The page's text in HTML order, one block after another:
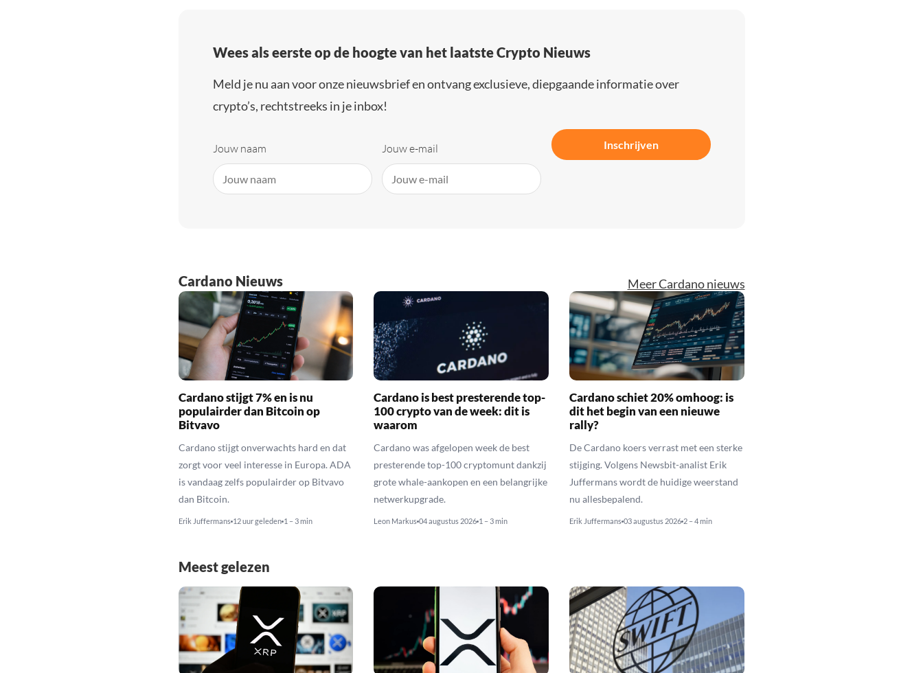
Wees als eerste op de hoogte van het laatste Crypto Nieuws
Meld je nu aan voor onze nieuwsbrief en ontvang exclusieve, diepgaande informatie over
crypto’s, rechtstreeks in je inbox!
Jouw naam Jouw e-mail Inschrijven
Cardano Nieuws Meer Cardano nieuws
Cardano stijgt 7% en is nu
populairder dan Bitcoin op
Bitvavo
Cardano stijgt onverwachts hard en dat
zorgt voor veel interesse in Europa. ADA
is vandaag zelfs populairder op Bitvavo
dan Bitcoin.
Erik Juffermans 12 uur geleden 1 – 3 min
Cardano is best presterende top-
100 crypto van de week: dit is
waarom
Cardano was afgelopen week de best
presterende top-100 cryptomunt dankzij
grote whale-aankopen en een belangrijke
netwerkupgrade.
Leon Markus 04 augustus 2026 1 – 3 min
Cardano schiet 20% omhoog: is
dit het begin van een nieuwe
rally?
De Cardano koers verrast met een sterke
stijging. Volgens Newsbit-analist Erik
Juffermans wordt de huidige weerstand
nu allesbepalend.
Erik Juffermans 03 augustus 2026 2 – 4 min
Meest gelezen